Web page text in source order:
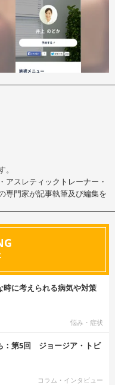
アスレティックトレーナー・
専門家が記事執筆及び編集を
に考えられる病気や対策
悩み・症状
：第5回 ジョージア・トビ
コラム・インタビュー